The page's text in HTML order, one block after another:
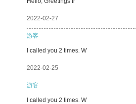
2022-02-27
游客
I called you 2 times. W
2022-02-25
游客
I called you 2 times. W